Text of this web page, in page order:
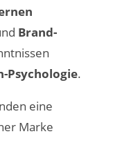
Brand-
Psychologie.
eine
Marke